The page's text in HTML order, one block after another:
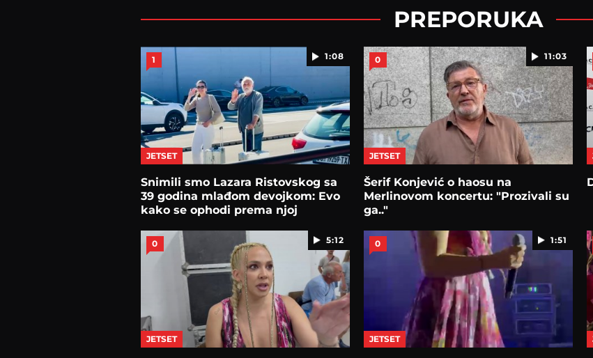
PREPORUKA
1:08
1
JETSET
Snimili smo Lazara Ristovskog sa
39 godina mlađom devojkom: Evo
kako se ophodi prema njoj
11:03
0
JETSET
Šerif Konjević o haosu na
Merlinovom koncertu: "Prozivali su
ga.."
5:12
0
JETSET
1:51
0
JETSET